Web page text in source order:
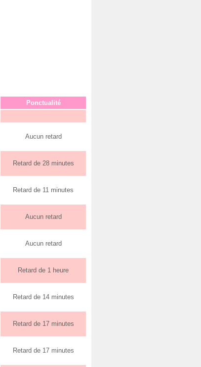
Ponctualité
Aucun retard
Retard de 28 minutes
Retard de 11 minutes
Aucun retard
Aucun retard
Retard de 1 heure
Retard de 14 minutes
Retard de 17 minutes
Retard de 17 minutes